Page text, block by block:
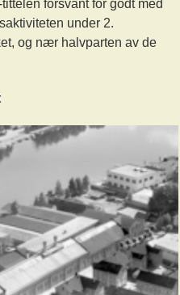
forsvant for godt med
under 2.
og nær halvparten av de